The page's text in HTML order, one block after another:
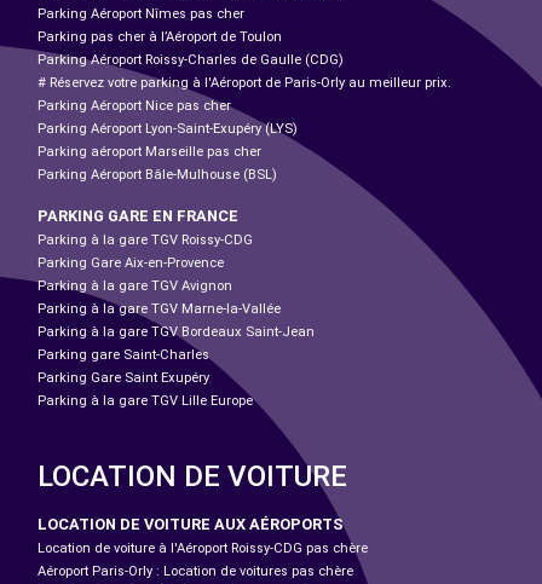
Parking Aéroport Nîmes pas cher
Parking pas cher à l’Aéroport de Toulon
Parking Aéroport Roissy-Charles de Gaulle (CDG)
# Réservez votre parking à l'Aéroport de Paris-Orly au meilleur prix.
Parking Aéroport Nice pas cher
Parking Aéroport Lyon-Saint-Exupéry (LYS)
Parking aéroport Marseille pas cher
Parking Aéroport Bâle-Mulhouse (BSL)
PARKING GARE EN FRANCE
Parking à la gare TGV Roissy-CDG
Parking Gare Aix-en-Provence
Parking à la gare TGV Avignon
Parking à la gare TGV Marne-la-Vallée
Parking à la gare TGV Bordeaux Saint-Jean
Parking gare Saint-Charles
Parking Gare Saint Exupéry
Parking à la gare TGV Lille Europe
LOCATION DE VOITURE
LOCATION DE VOITURE AUX AÉROPORTS
Location de voiture à l'Aéroport Roissy-CDG pas chère
Aéroport Paris-Orly : Location de voitures pas chère